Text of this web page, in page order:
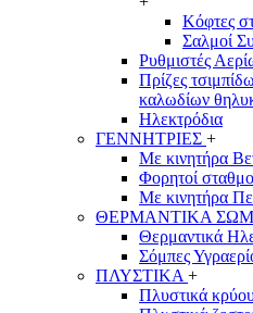
Κόφτες
Σαλμοί
Ρυθμιστές
Πρίζες
καλωδίων
Ηλεκτρόδια
ΓΕΝΝΗΤΡΙΕΣ +
Με κινητήρα
Φορητοί
Με κινητήρα
ΘΕΡΜΑΝΤΙΚΑ
Θερμαντικά
Σόμπες
ΠΛΥΣΤΙΚΑ +
Πλυστικά